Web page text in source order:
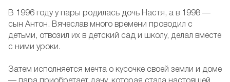
В 1996 году у пары родилась дочь Настя, а в 1998 —
сын Антон. Вячеслав много времени проводил с
детьми, отвозил их в детский сад и школу, делал вместе
с ними уроки.
Затем исполняется мечта о кусочке своей земли и доме